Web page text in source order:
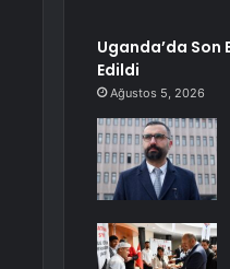
Uganda’da Son
Edildi
Ağustos 5, 2026